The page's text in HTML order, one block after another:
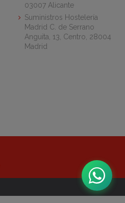
03007 Alicante
Suministros Hostelería
Madrid C. de Serrano
Anguita, 13, Centro, 28004
Madrid